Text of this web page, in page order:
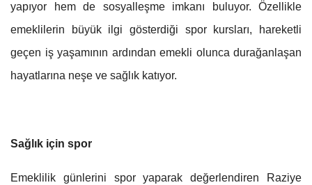
yapıyor hem de sosyalleşme imkanı buluyor. Özellikle
emeklilerin büyük ilgi gösterdiği spor kursları, hareketli
geçen iş yaşamının ardından emekli olunca durağanlaşan
hayatlarına neşe ve sağlık katıyor.
Sağlık için spor
Emeklilik günlerini spor yaparak değerlendiren Raziye